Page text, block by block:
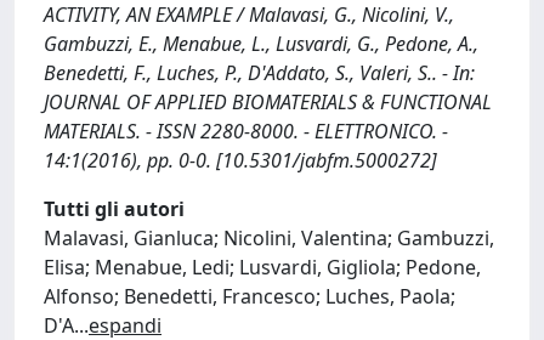
ACTIVITY, AN EXAMPLE / Malavasi, G., Nicolini, V.,
Gambuzzi, E., Menabue, L., Lusvardi, G., Pedone, A.,
Benedetti, F., Luches, P., D'Addato, S., Valeri, S.. - In:
JOURNAL OF APPLIED BIOMATERIALS & FUNCTIONAL
MATERIALS. - ISSN 2280-8000. - ELETTRONICO. -
14:1(2016), pp. 0-0. [10.5301/jabfm.5000272]
Tutti gli autori
Malavasi, Gianluca; Nicolini, Valentina; Gambuzzi,
Elisa; Menabue, Ledi; Lusvardi, Gigliola; Pedone,
Alfonso; Benedetti, Francesco; Luches, Paola;
D'A...espandi